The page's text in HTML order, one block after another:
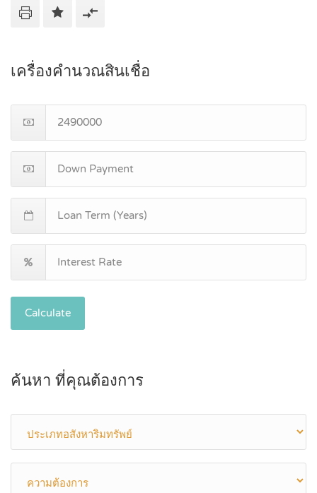
เครื่องคำนวณสินเชื่อ
Calculate
ค้นหา ที่คุณต้องการ